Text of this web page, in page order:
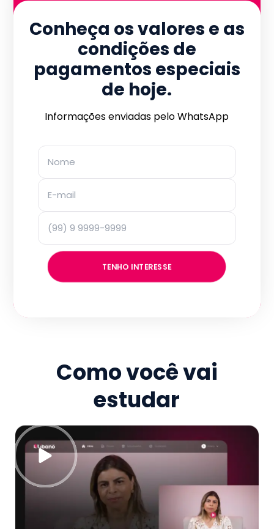
Conheça os valores e as
condições de
pagamentos especiais
de hoje.
Informações enviadas pelo WhatsApp
TENHO INTERESSE
Como você vai
estudar